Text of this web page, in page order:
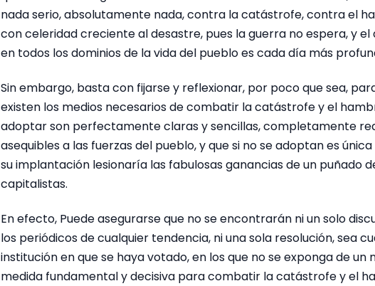
nada serio, absolutamente nada, contra la catástrofe, contra el
con celeridad creciente al desastre, pues la guerra no espera, y el
en todos los dominios de la vida del pueblo es cada día más
Sin embargo, basta con fijarse y reflexionar, por poco que sea,
existen los medios necesarios de combatir la catástrofe y el
adoptar son perfectamente claras y sencillas, completamente
asequibles a las fuerzas del pueblo, y que si no se adoptan es
su implantación lesionaría las fabulosas ganancias de un puñado
capitalistas.
En efecto, Puede asegurarse que no se encontrarán ni un solo
los periódicos de cualquier tendencia, ni una sola resolución, sea
institución en que se haya votado, en los que no se exponga de
medida fundamental y decisiva para combatir la catástrofe y el